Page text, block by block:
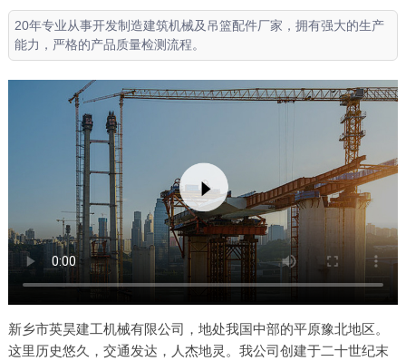
20年专业从事开发制造建筑机械及吊篮配件厂家，拥有强大的生产
能力，严格的产品质量检测流程。
新乡市英昊建工机械有限公司，地处我国中部的平原豫北地区。
这里历史悠久，交通发达，人杰地灵。我公司创建于二十世纪末